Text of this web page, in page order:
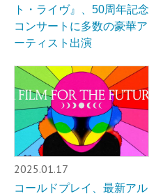
ト・ライヴ』、50周年記念
コンサートに多数の豪華ア
ーティスト出演
2025.01.17
コールドプレイ、最新アル